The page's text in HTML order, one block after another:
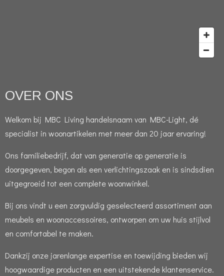
OVER ONS
Welkom bij MBC Living handelsnaam van MBC-Light, dé
specialist in woonartikelen met meer dan 20 jaar ervaring!
Ons familiebedrijf, dat van generatie op generatie is
doorgegeven, begon als een verlichtingszaak en is sindsdien
uitgegroeid tot een complete woonwinkel.
Bij ons vindt u een zorgvuldig geselecteerd assortiment aan
meubels en woonaccessoires, ontworpen om uw huis stijlvol
en comfortabel te maken.
Dankzij onze jarenlange expertise en toewijding bieden wij
hoogwaardige producten en een uitstekende klantenservice.